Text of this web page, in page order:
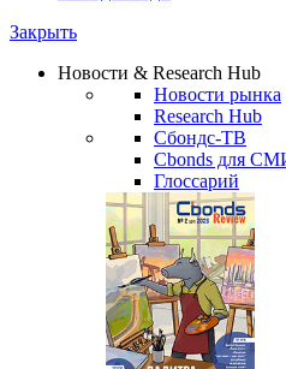
Watchlist
Сбондс Люди
Новости & Research Hub
Новости рынка
Research Hub
Сбондс-ТВ
Cbonds для СМИ
Глоссарий